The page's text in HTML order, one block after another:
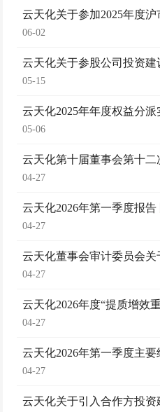
云天化关于参加2025年度
06-02
云天化关于参股公司投资建
05-15
云天化2025年年度权益分派
05-06
云天化第十届董事会第十
04-27
云天化2026年第一季度报告
04-27
云天化董事会审计委员会
04-27
云天化2026年度“提质增效
04-27
云天化2026年第一季度主
04-27
云天化关于引入合作方投